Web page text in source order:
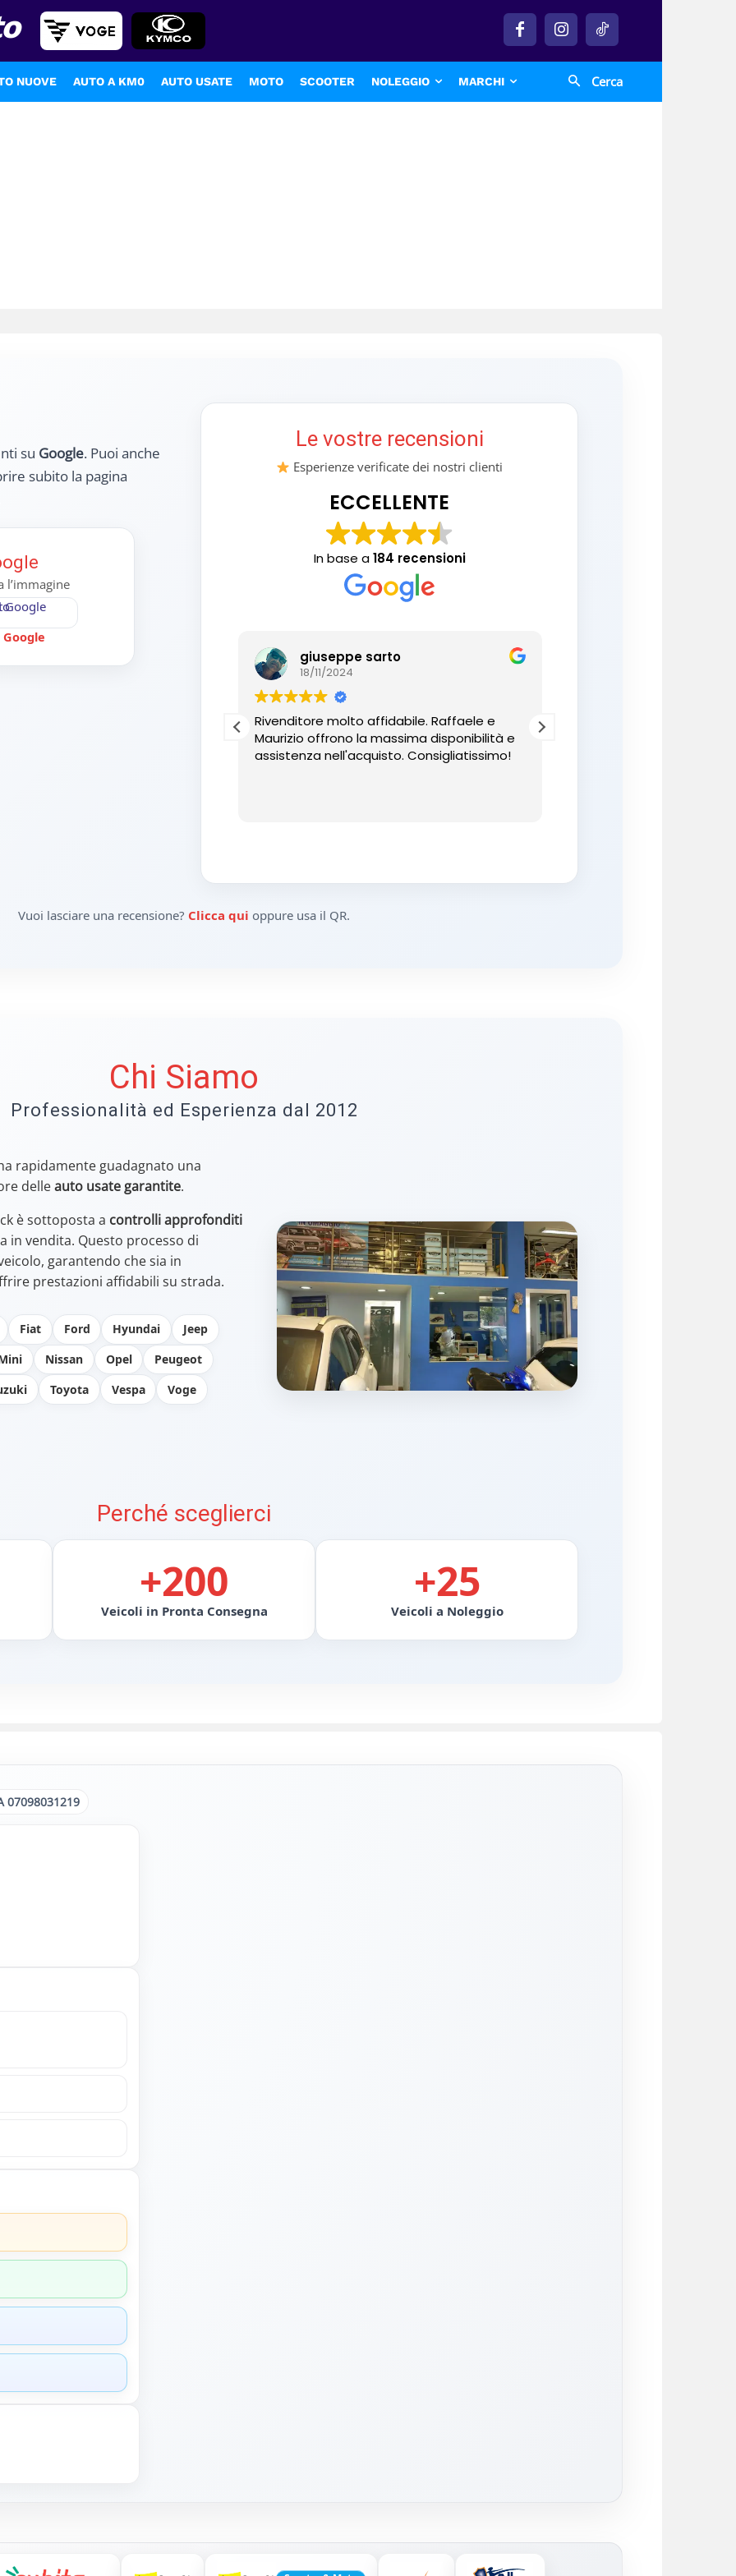
NUOVE AUTO A KM0 AUTO USATE MOTO SCOOTER NOLEGGIO MARCHI Cerca
su Google. Puoi anche
subito la pagina
l’immagine
Le vostre recensioni
Esperienze verificate dei nostri clienti
ECCELLENTE
In base a184 recensioni
giuseppe sarto
18/11/2024
Rivenditore molto affidabile. Raffaele e
Maurizio offrono la massima disponibilità e
assistenza nell'acquisto. Consigliatissimo!
Vuoi lasciare una recensione? Clicca qui oppure usa il QR.
Chi Siamo
Professionalità ed Esperienza dal 2012
rapidamente guadagnato una
delleauto usate garantite.
è sottoposta a controlli approfonditi
in vendita. Questo processo di
garantendo che sia in
prestazioni affidabili su strada.
Fiat Ford Hyundai
Jeep
Nissan Opel
Peugeot
Toyota Vespa
Voge
Perché sceglierci
+200
Veicoli in Pronta Consegna
+25
Veicoli a Noleggio
07098031219